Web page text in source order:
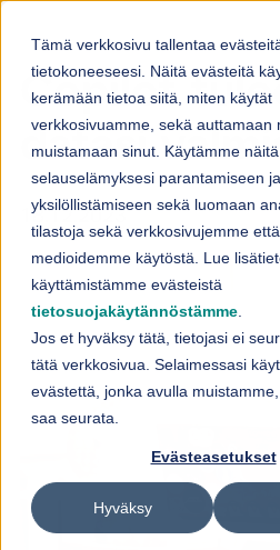
Tämä verkkosivu tallentaa
tietokoneeseesi. Näitä evästeitä
kerämään tietoa siitä, miten käytät
verkkosivuamme, sekä auttamaan
muistamaan sinut. Käytämme
selauselämyksesi parantamiseen ja
yksilöllistämiseen sekä luomaan
tilastoja sekä verkkosivujemme
medioidemme käytöstä. Lue
käyttämistämme evästeistä
tietosuojakäytännöstämme
Jos et hyväksy tätä, tietojasi ei
tätä verkkosivua. Selaimessasi
evästettä, jonka avulla
saa seurata.
Evästeasetukset
Hyväksy
Copilot
datasi
18.12.2023